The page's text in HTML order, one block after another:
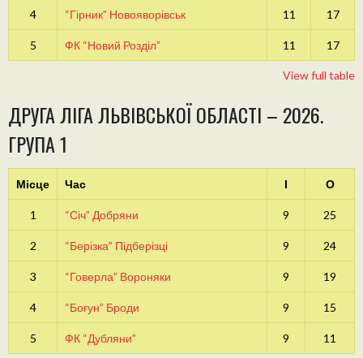
4 “Гірник” Новояворівськ 11 17
5 ФК “Новий Розділ” 11 17
View full table
ДРУГА ЛІГА ЛЬВІВСЬКОЇ ОБЛАСТІ – 2026.
ГРУПА 1
Місце Час І О
1 “Січ” Добряни 9 25
2 “Берізка” Підберізці 9 24
3 “Говерла” Вороняки 9 19
4 “Богун” Броди 9 15
5 ФК “Дубляни” 9 11